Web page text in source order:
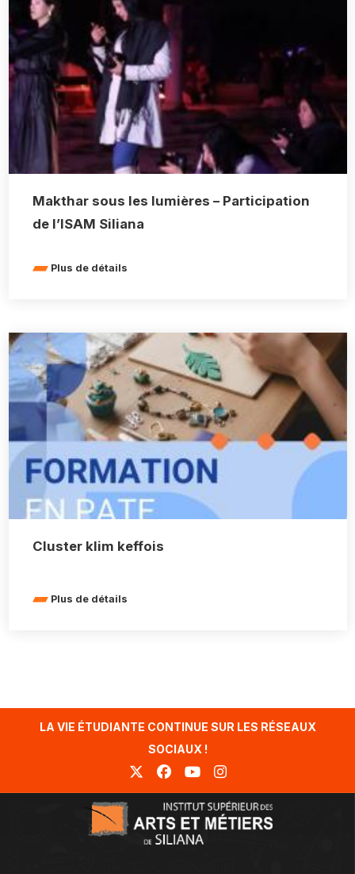
Makthar sous les lumières – Participation
de l’ISAM Siliana
Plus de détails
Cluster klim keffois
Plus de détails
LA VIE ÉTUDIANTE CONTINUE SUR LES RÉSEAUX
SOCIAUX !